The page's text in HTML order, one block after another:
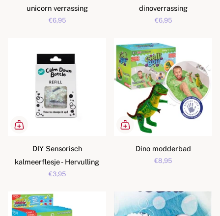
unicorn verrassing
€6,95
dinoverrassing
€6,95
DIY Sensorisch
kalmeerflesje - Hervulling
€3,95
Dino modderbad
€8,95